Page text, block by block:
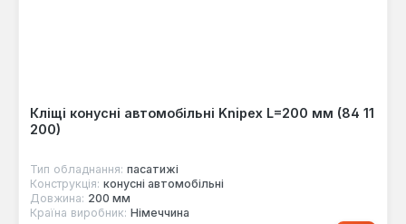
Кліщі конусні автомобільні Knipex L=200 мм (84 11
200)
Тип обладнання: пасатижі
Конструкція: конусні автомобільні
Довжина: 200 мм
Країна виробник: Німеччина